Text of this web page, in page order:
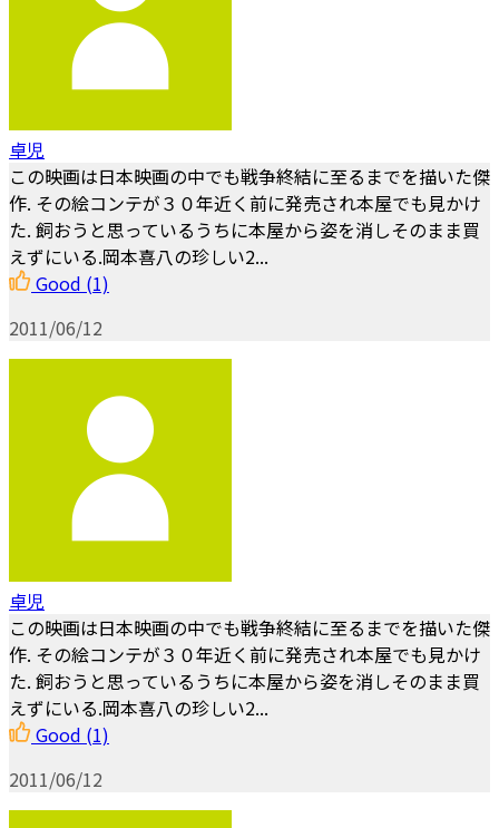
卓児
この映画は日本映画の中でも戦争終結に至るまでを描いた傑
作. その絵コンテが３０年近く前に発売され本屋でも見かけ
た. 飼おうと思っているうちに本屋から姿を消しそのまま買
えずにいる.岡本喜八の珍しい2...
Good (1)
2011/06/12
卓児
この映画は日本映画の中でも戦争終結に至るまでを描いた傑
作. その絵コンテが３０年近く前に発売され本屋でも見かけ
た. 飼おうと思っているうちに本屋から姿を消しそのまま買
えずにいる.岡本喜八の珍しい2...
Good (1)
2011/06/12